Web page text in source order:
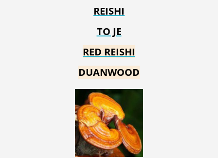
REISHI
TO JE
RED REISHI
DUANWOOD